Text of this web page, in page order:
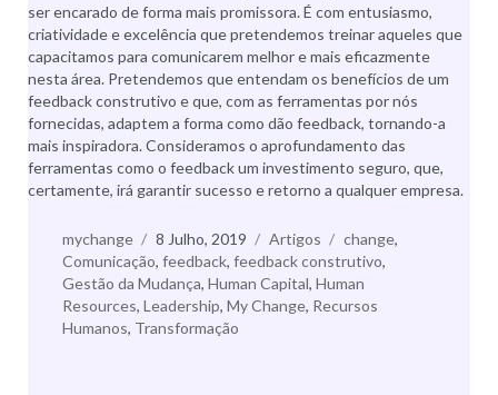
ser encarado de forma mais promissora. É com entusiasmo,
criatividade e excelência que pretendemos treinar aqueles que
capacitamos para comunicarem melhor e mais eficazmente
nesta área. Pretendemos que entendam os benefícios de um
feedback construtivo e que, com as ferramentas por nós
fornecidas, adaptem a forma como dão feedback, tornando-a
mais inspiradora. Consideramos o aprofundamento das
ferramentas como o feedback um investimento seguro, que,
certamente, irá garantir sucesso e retorno a qualquer empresa.
Autor
mychange
Publicado
a
8 Julho, 2019 Categorias
Artigos Etiquetas
change,
Comunicação, feedback, feedback construtivo,
Gestão da Mudança, Human Capital, Human
Resources, Leadership, My Change, Recursos
Humanos, Transformação